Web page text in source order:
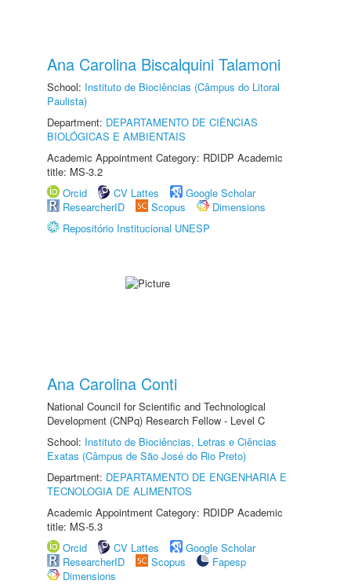
Ana Carolina Biscalquini Talamoni
School: Instituto de Biociências (Câmpus do Litoral
Paulista)
Department: DEPARTAMENTO DE CIÊNCIAS
BIOLÓGICAS E AMBIENTAIS
Academic Appointment Category: RDIDP Academic
title: MS-3.2
Orcid
CV Lattes
Google Scholar
ResearcherID
Scopus
Dimensions
Repositório Institucional UNESP
Ana Carolina Conti
National Council for Scientific and Technological
Development (CNPq) Research Fellow - Level C
School: Instituto de Biociências, Letras e Ciências
Exatas (Câmpus de São José do Rio Preto)
Department: DEPARTAMENTO DE ENGENHARIA E
TECNOLOGIA DE ALIMENTOS
Academic Appointment Category: RDIDP Academic
title: MS-5.3
Orcid
CV Lattes
Google Scholar
ResearcherID
Scopus
Fapesp
Dimensions